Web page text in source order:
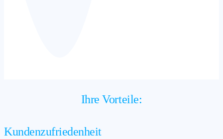
Ihre Vorteile:
Kundenzufriedenheit